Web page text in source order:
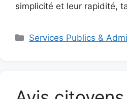
simplicité et leur rapidité,
Catégories
Services Publics &